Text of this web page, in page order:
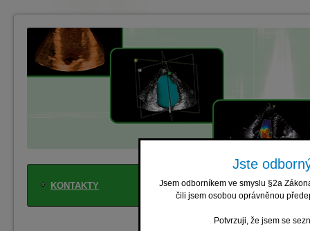
Jste
Jsem odborníkem ve smyslu §2a
čili jsem osobou oprávněnou
Potvrzuji, že jsem se
GALÉN -
Břežanská 10
100 00 Praha 10
e-mail:
KONTAKTY